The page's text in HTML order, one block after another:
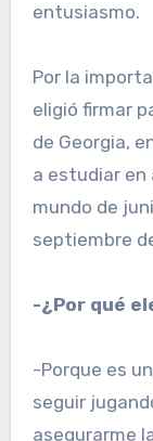
entusiasmo.
Por la
eligió firmar
de Georgia,
a estudiar en
mundo de
septiembre
-¿Por qué
-Porque es
seguir
asegurarme